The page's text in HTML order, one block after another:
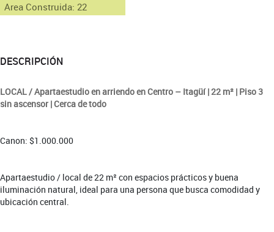
Area Construida: 22
DESCRIPCIÓN
LOCAL / Apartaestudio en arriendo en Centro – Itagüí | 22 m² | Piso 3
sin ascensor | Cerca de todo
Canon: $1.000.000
Apartaestudio / local de 22 m² con espacios prácticos y buena
iluminación natural, ideal para una persona que busca comodidad y
ubicación central.